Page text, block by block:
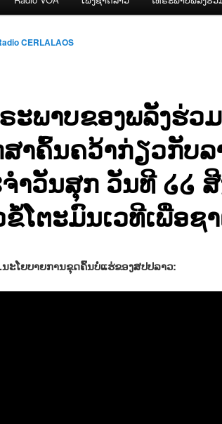
ະພາບຂອງພລັງຮ່ວ
າຄົ້ນຄວ້າກ່ຽວກັບລ
ຳວັນສຸກ ວັນທີ ໒໒
ໂຕະມົນເວທີເພື່ອຊ
CERLALAOS
ະໂຍບາຍການຂຸດຄົ້ນບໍ່ແຮ່ຂອງສປປລາວ: